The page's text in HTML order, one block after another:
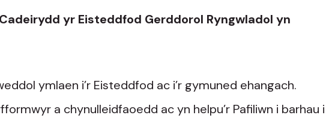
yr Eisteddfod Gerddorol Ryngwladol yn
ymlaen i’r Eisteddfod ac i’r gymuned ehangach.
a chynulleidfaoedd ac yn helpu’r Pafiliwn i barhau i